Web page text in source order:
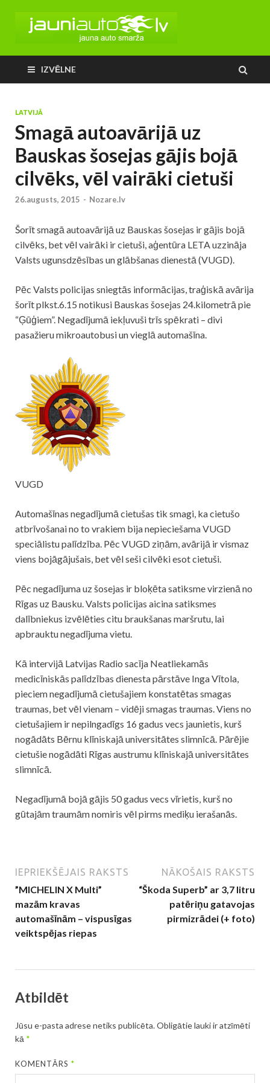
IZVĒLNE
LATVIJĀ
Smagā autoavārijā uz
Bauskas šosejas gājis bojā
cilvēks, vēl vairāki cietuši
26.augusts, 2015 - Nozare.lv
Šorīt smagā autoavārijā uz Bauskas šosejas ir gājis bojā
cilvēks, bet vēl vairāki ir cietuši, aģentūra LETA uzzināja
Valsts ugunsdzēsības un glābšanas dienestā (VUGD).
Pēc Valsts policijas sniegtās informācijas, traģiskā avārija
šorīt plkst.6.15 notikusi Bauskas šosejas 24.kilometrā pie
“Ģūģiem”. Negadījumā iekļuvuši trīs spēkrati – divi
pasažieru mikroautobusi un vieglā automašīna.
VUGD
Automašīnas negadījumā cietušas tik smagi, ka cietušo
atbrīvošanai no to vrakiem bija nepieciešama VUGD
speciālistu palīdzība. Pēc VUGD ziņām, avārijā ir vismaz
viens bojāgājušais, bet vēl seši cilvēki esot cietuši.
Pēc negadījuma uz šosejas ir bloķēta satiksme virzienā no
Rīgas uz Bausku. Valsts policijas aicina satiksmes
dalībniekus izvēlēties citu braukšanas maršrutu, lai
apbrauktu negadījuma vietu.
Kā intervijā Latvijas Radio sacīja Neatliekamās
medicīniskās palīdzības dienesta pārstāve Inga Vītola,
pieciem negadījumā cietušajiem konstatētas smagas
traumas, bet vēl vienam – vidēji smagas traumas. Viens no
cietušajiem ir nepilngadīgs 16 gadus vecs jaunietis, kurš
nogādāts Bērnu klīniskajā universitātes slimnīcā. Pārējie
cietušie nogādāti Rīgas austrumu klīniskajā universitātes
slimnīcā.
Negadījumā bojā gājis 50 gadus vecs vīrietis, kurš no
gūtajām traumām nomiris vēl pirms mediķu ierašanās.
IEPRIEKŠĒJAIS RAKSTS
”MICHELIN X Multi”
mazām kravas
automašīnām – vispusīgas
veiktspējas riepas
NĀKOŠAIS RAKSTS
“Škoda Superb” ar 3,7 litru
patēriņu gatavojas
pirmizrādei (+ foto)
Atbildēt
Jūsu e-pasta adrese netiks publicēta.Obligātie lauki ir atzīmēti
kā *
KOMENTĀRS*